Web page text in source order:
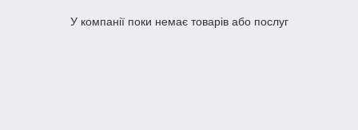
У компанії поки немає товарів або послуг